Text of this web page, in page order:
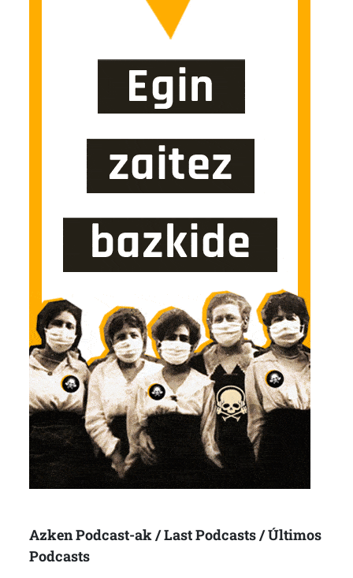
Azken Podcast-ak / Last Podcasts / Últimos
Podcasts